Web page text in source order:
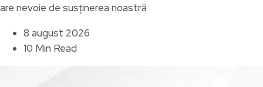
are nevoie de susținerea noastră
8 august 2026
10 Min Read